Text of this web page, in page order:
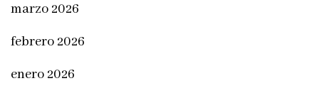
marzo 2026
febrero 2026
enero 2026